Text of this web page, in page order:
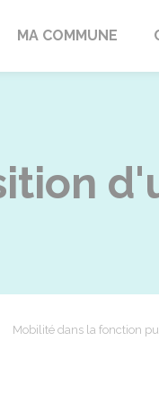
MA COMMUNE
Mobilité dans la fonction